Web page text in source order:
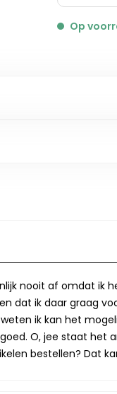
Op
nooit af omdat
dat ik daar graag
ik kan het
O, jee staat
bestellen? Dat